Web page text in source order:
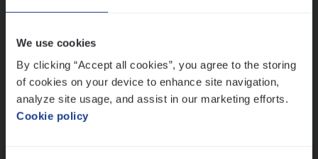
We use cookies
By clicking “Accept all cookies”, you agree to the storing
of cookies on your device to enhance site navigation,
analyze site usage, and assist in our marketing efforts.
Cookie policy